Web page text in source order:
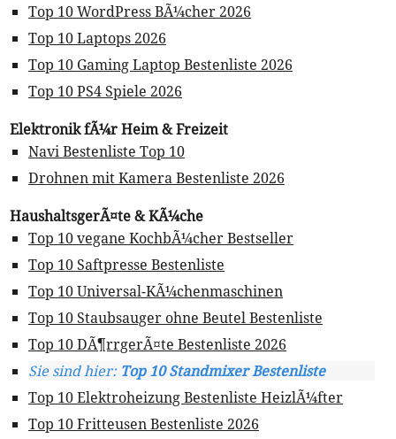
Top 10 WordPress BÃ¼cher 2026
Top 10 Laptops 2026
Top 10 Gaming Laptop Bestenliste 2026
Top 10 PS4 Spiele 2026
Elektronik fÃ¼r Heim & Freizeit
Navi Bestenliste Top 10
Drohnen mit Kamera Bestenliste 2026
HaushaltsgerÃ¤te & KÃ¼che
Top 10 vegane KochbÃ¼cher Bestseller
Top 10 Saftpresse Bestenliste
Top 10 Universal-KÃ¼chenmaschinen
Top 10 Staubsauger ohne Beutel Bestenliste
Top 10 DÃ¶rrgerÃ¤te Bestenliste 2026
Sie sind hier: Top 10 Standmixer Bestenliste
Top 10 Elektroheizung Bestenliste HeizlÃ¼fter
Top 10 Fritteusen Bestenliste 2026